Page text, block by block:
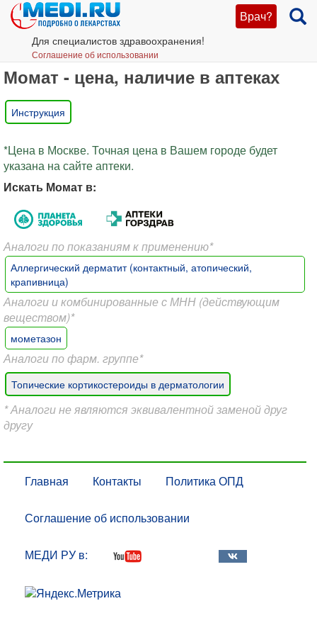
Врач?
Для специалистов здравоохранения!
Соглашение об использовании
Момат - цена, наличие в аптеках
Инструкция
*Цена в Москве. Точная цена в Вашем городе будет
указана на сайте аптеки.
Искать Момат в:
Аналоги по показаниям к применению*
Аллергический дерматит (контактный, атопический,
крапивница)
Аналоги и комбинированные с МНН (действующим
веществом)*
мометазон
Аналоги по фарм. группе*
Топические кортикостероиды в дерматологии
* Аналоги не являются эквивалентной заменой друг
другу
Главная Контакты Политика ОПД
Соглашение об использовании
МЕДИ РУ в: